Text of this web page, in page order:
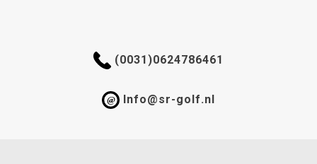
(0031)0624786461
@ Info@sr-golf.nl